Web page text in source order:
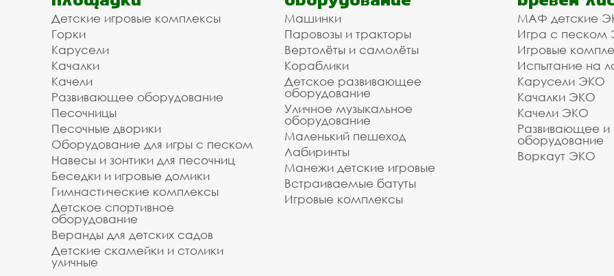
Доступная цена на пляжное оборудование для
Дедовске с доставкой и монтажом
Мы организуем для вас доставку и установку оборудования. Наши монтажники имеют весь
/ укладки. Зделайте заказ на пляжное оборудование для благоустройства в нашей компании и мы
монтажа в Дедовске и городском округе Истра под ключ. Стоимость зависит от объёма заказа и
информацию у наших менеджеров по телефону: , воспользуйтесь формой обратной связи или
оборудования.
Инвестпроект благодарит вас за то, что пользуетесь услугами нашей компании!
Звоните, мы всегда готовы помочь и оперативно выполнить даже очень сложный заказ.
Детские игровые комплексы
Горки
Карусели
Качалки
Качели
Развивающее оборудование
Песочницы
Песочные дворики
Оборудование для игры с песком
Навесы и зонтики для песочниц
Беседки и игровые домики
Гимнастические комплексы
Детское спортивное
оборудование
Веранды для детских садов
Детские скамейки и столики
уличные
Машинки
Паровозы и тракторы
Вертолёты и самолёты
Кораблики
Детское развивающее
оборудование
Уличное музыкальное
оборудование
Маленький пешеход
Лабиринты
Манежи детские игровые
Встраиваемые батуты
Игровые комплексы
МАФ детские
Игра с песком
Игровые
Испытание на
Карусели ЭКО
Качалки ЭКО
Качели ЭКО
Развивающее
оборудование
Воркаут ЭКО